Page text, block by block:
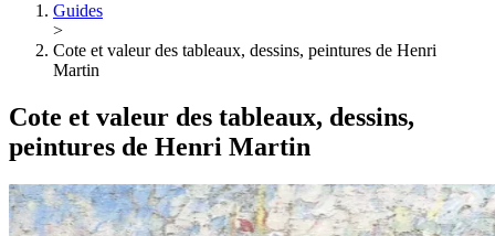
Guides
>
Cote et valeur des tableaux, dessins, peintures de Henri
Martin
Cote et valeur des tableaux, dessins,
peintures de Henri Martin